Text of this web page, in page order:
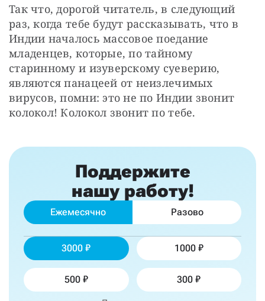
Так что, дорогой читатель, в следующий
раз, когда тебе будут рассказывать, что в
Индии началось массовое поедание
младенцев, которые, по тайному
старинному и изуверскому суеверию,
являются панацеей от неизлечимых
вирусов, помни: это не по Индии звонит
колокол! Колокол звонит по тебе.
Поддержите
нашу работу!
Ежемесячно Разово
3000 1000
500 300